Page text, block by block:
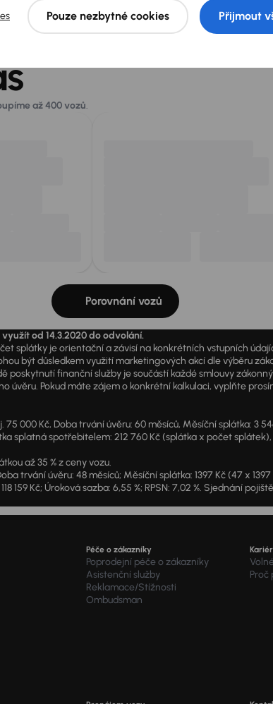
až 400 vozů.
Porovnání vozů
využít od 14.3.2020 do odvolání.
splátky je orientační a závisí na konkrétních vstupních
být důsledkem využití marketingových akcí dle výběru
finanční služby je součástí každé smlouvy
úvěru. Pokud máte zájem o konkrétní kalkulaci, vyplňte
000 Kč, Doba trvání úvěru: 60 měsíců, Měsíční splátka: 3
spotřebitelem: 212 760 Kč (splátka x počet splátek),
až 35 % z ceny vozu.
trvání úvěru: 48 měsíců; Měsíční splátka: 1397 Kč (47 x
Kč; Úroková sazba: 6,55 %; RPSN: 7,02 %. Sjednání
Péče o zákazníky
Poprodejní péče o zákazníky
Asistenční služby
Reklamace/Stížnosti
Ombudsman
Proč
Pouze nezbytné cookies Přijmout